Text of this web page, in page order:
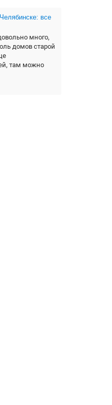
все
много,
домов старой
там можно